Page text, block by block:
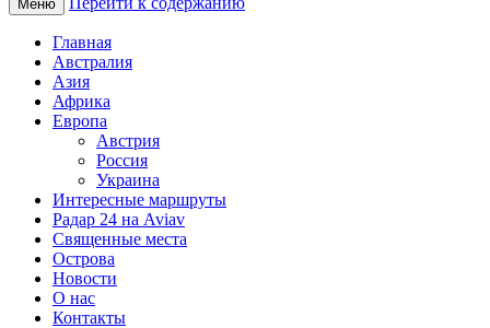
Меню
Главная
Австралия
Азия
Африка
Европа
Австрия
Россия
Украина
Интересные маршруты
Радар 24 на Aviav
Священные места
Острова
Новости
О нас
Контакты